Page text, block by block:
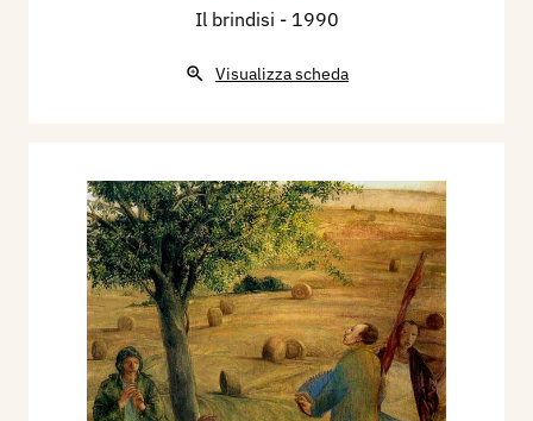
Il brindisi - 1990
Visualizza scheda